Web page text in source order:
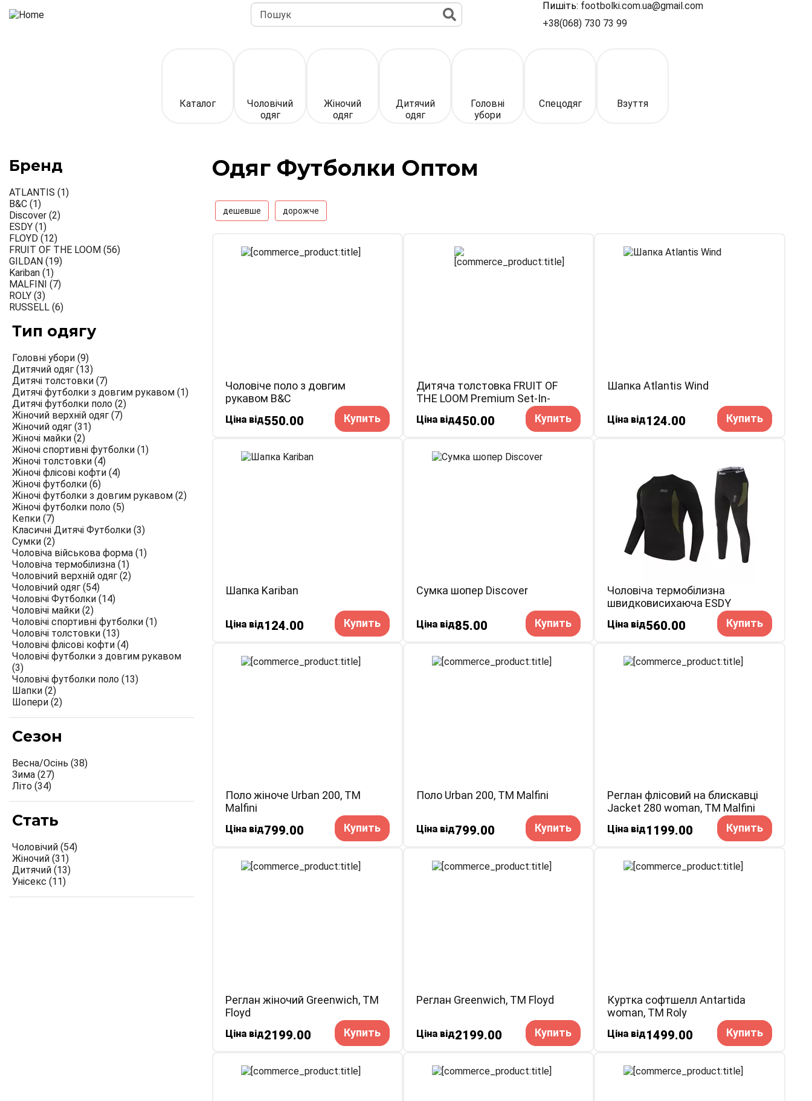
до
Пошук Пишіть: footbolki.com.ua@gmail.com
+38(068) 730 73 99
Каталог
Чоловічий
одяг
Жіночий
одяг
Дитячий
одяг
Головні
убори
Спецодяг Взуття
Бренд
ATLANTIS (1)
B&C (1)
Discover (2)
ESDY (1)
FLOYD (12)
FRUIT OF THE LOOM (56)
GILDAN (19)
Kariban (1)
MALFINI (7)
ROLY (3)
RUSSELL (6)
Тип одягу
Головні убори (9)
Дитячий одяг (13)
Дитячі толстовки (7)
Дитячі футболки з довгим рукавом (1)
Дитячі футболки поло (2)
Жіночий верхній одяг (7)
Жіночий одяг (31)
Жіночі майки (2)
Жіночі спортивні футболки (1)
Жіночі толстовки (4)
Жіночі флісові кофти (4)
Жіночі футболки (6)
Жіночі футболки з довгим рукавом (2)
Жіночі футболки поло (5)
Кепки (7)
Класичні Дитячі Футболки (3)
Сумки (2)
Чоловіча військова форма (1)
Чоловіча термобілизна (1)
Чоловічий верхній одяг (2)
Чоловічий одяг (54)
Чоловічі Футболки (14)
Чоловічі майки (2)
Чоловічі спортивні футболки (1)
Чоловічі толстовки (13)
Чоловічі флісові кофти (4)
Чоловічі футболки з довгим рукавом
(3)
Чоловічі футболки поло (13)
Шапки (2)
Шопери (2)
Сезон
Весна/Осінь (38)
Зима (27)
Літо (34)
Стать
Чоловічий (54)
Жіночий (31)
Дитячий (13)
Унісекс (11)
Одяг Футболки Оптом
дешевше дорожче
Чоловіче поло з довгим
рукавом B&C
Ціна від550.00 Купить
Дитяча толстовка FRUIT OF
THE LOOM Premium Set-In-
Ціна від450.00 Купить
Шапка Atlantis Wind
Ціна від124.00 Купить
Шапка Kariban
Ціна від124.00 Купить
Сумка шопер Discover
Ціна від85.00 Купить
Чоловіча термобілизна
швидковисихаюча ESDY
Ціна від560.00 Купить
Поло жіноче Urban 200, TM
Malfini
Ціна від799.00 Купить
Поло Urban 200, TM Malfini
Ціна від799.00 Купить
Реглан флісовий на блискавці
Jacket 280 woman, TM Malfini
Ціна від1199.00 Купить
Реглан жіночий Greenwich, ТМ
Floyd
Ціна від2199.00 Купить
Реглан Greenwich, ТМ Floyd
Ціна від2199.00 Купить
Куртка софтшелл Antartida
woman, TM Roly
Ціна від1499.00 Купить